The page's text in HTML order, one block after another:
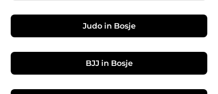
Judo in Bosje
BJJ in Bosje